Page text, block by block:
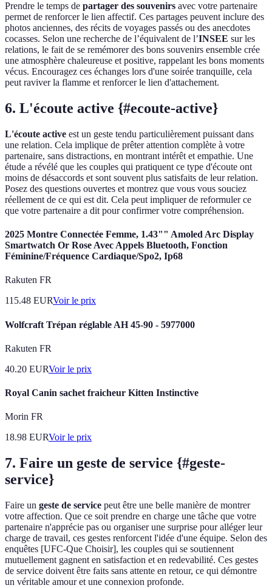
Prendre le temps de partager des souvenirs avec votre partenaire
permet de renforcer le lien affectif. Ces partages peuvent inclure des
photos anciennes, des récits de voyages passés ou des anecdotes
cocasses. Selon une recherche de l’équivalent de l’INSEE sur les
relations, le fait de se remémorer des bons souvenirs ensemble crée
une atmosphère chaleureuse et positive, rappelant les bons moments
vécus. Encouragez ces échanges lors d'une soirée tranquille, cela
peut raviver la flamme et renforcer le lien d'attachement.
6. L'écoute active {#ecoute-active}
L'écoute active est un geste tendu particulièrement puissant dans
une relation. Cela implique de prêter attention complète à votre
partenaire, sans distractions, en montrant intérêt et empathie. Une
étude a révélé que les couples qui pratiquent ce type d'écoute ont
moins de désaccords et sont souvent plus satisfaits de leur relation.
Posez des questions ouvertes et montrez que vous vous souciez
réellement de ce qui est dit. Cela peut impliquer de reformuler ce
que votre partenaire a dit pour confirmer votre compréhension.
2025 Montre Connectée Femme, 1.43"" Amoled Arc Display
Smartwatch Or Rose Avec Appels Bluetooth, Fonction
Féminine/Fréquence Cardiaque/Spo2, Ip68
Rakuten FR
115.48 EURVoir le prix
Wolfcraft Trépan réglable AH 45-90 - 5977000
Rakuten FR
40.20 EURVoir le prix
Royal Canin sachet fraicheur Kitten Instinctive
Morin FR
18.98 EURVoir le prix
7. Faire un geste de service {#geste-
service}
Faire un geste de service peut être une belle manière de montrer
votre affection. Que ce soit prendre en charge une tâche que votre
partenaire n'apprécie pas ou organiser une surprise pour alléger leur
charge de travail, ces gestes renforcent l'idée d'une équipe. Selon des
enquêtes [UFC-Que Choisir], les couples qui se soutiennent
mutuellement gagnent en satisfaction et en redevabilité. Ces gestes
de service doivent être faits sans attente en retour, ce qui démontre
un véritable amour et une connexion profonde.